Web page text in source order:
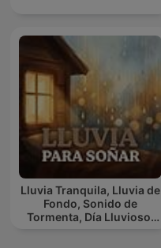
Lluvia Tranquila, Lluvia de
Fondo, Sonido de
Tormenta, Día Lluvioso,